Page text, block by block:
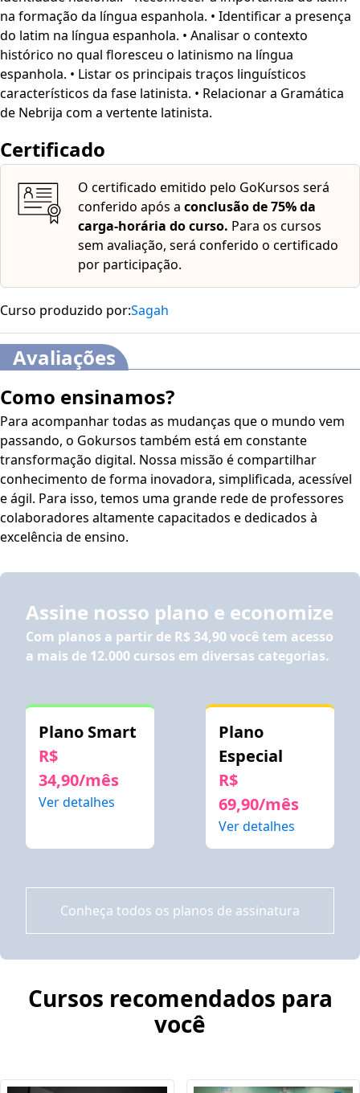
na formação da língua espanhola. • Identificar a presença
do latim na língua espanhola. • Analisar o contexto
histórico no qual floresceu o latinismo na língua
espanhola. • Listar os principais traços linguísticos
característicos da fase latinista. • Relacionar a Gramática
de Nebrija com a vertente latinista.
Certificado
O certificado emitido pelo GoKursos será
conferido após a conclusão de 75% da
carga-horária do curso. Para os cursos
sem avaliação, será conferido o certificado
por participação.
Curso produzido por:Sagah
Avaliações
Como ensinamos?
Para acompanhar todas as mudanças que o mundo vem
passando, o Gokursos também está em constante
transformação digital. Nossa missão é compartilhar
conhecimento de forma inovadora, simplificada, acessível
e ágil. Para isso, temos uma grande rede de professores
colaboradores altamente capacitados e dedicados à
excelência de ensino.
Assine nosso plano e economize
Com planos a partir de R$ 34,90você tem acesso
a mais de 12.000 cursos em diversas categorias.
Plano Smart
R$
34,90/mês
Ver detalhes
Plano
Especial
R$
69,90/mês
Ver detalhes
Conheça todos os planos de assinatura
Cursos recomendados para
você